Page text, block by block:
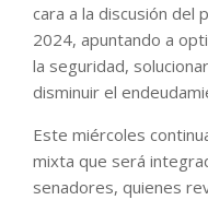
cara a la discusión del
2024, apuntando a
la seguridad,
disminuir el
Este miércoles
mixta que será
senadores, quienes